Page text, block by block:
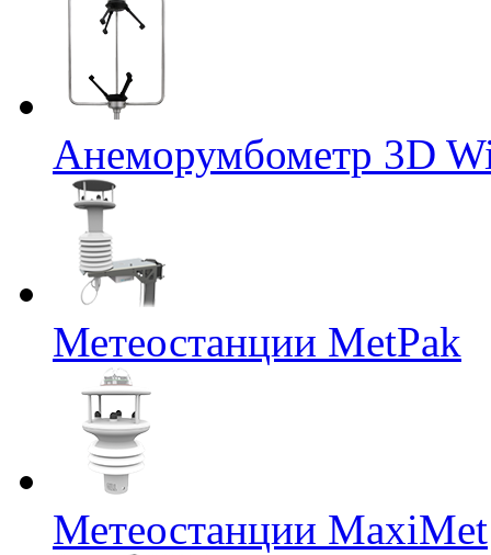
Анеморумбометр 3D
Метеостанции MetPak
Метеостанции MaxiMet